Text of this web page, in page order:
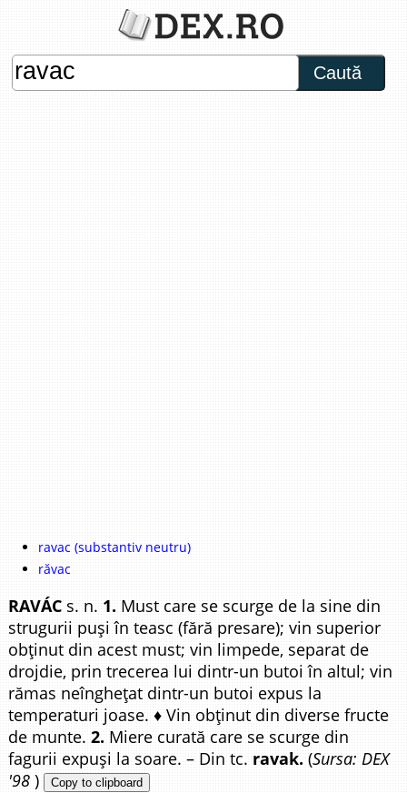
Caută
ravac (substantiv neutru)
răvac
RAVÁC s. n. 1. Must care se scurge de la sine din
strugurii puși în teasc (fără presare); vin superior
obținut din acest must; vin limpede, separat de
drojdie, prin trecerea lui dintr-un butoi în altul; vin
rămas neînghețat dintr-un butoi expus la
temperaturi joase. ♦ Vin obținut din diverse fructe
de munte.2. Miere curată care se scurge din
fagurii expuși la soare. – Din tc. ravak. (Sursa: DEX
'98 ) Copy to clipboard